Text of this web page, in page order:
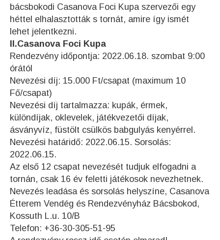
bácsbokodi Casanova Foci Kupa szervezői egy
héttel elhalasztották s tornát, amire így ismét
lehet jelentkezni.
II.Casanova Foci Kupa
Rendezvény időpontja: 2022.06.18. szombat 9:00
órától
Nevezési díj: 15.000 Ft/csapat (maximum 10
Fő/csapat)
Nevezési díj tartalmazza: kupák, érmek,
különdíjak, oklevelek, játékvezetői díjak,
ásványvíz, füstölt csülkös babgulyás kenyérrel.
Nevezési határidő: 2022.06.15. Sorsolás:
2022.06.15.
Az első 12 csapat nevezését tudjuk elfogadni a
tornán, csak 16 év feletti játékosok nevezhetnek.
Nevezés leadása és sorsolás helyszíne, Casanova
Étterem Vendég és Rendezvényház Bácsbokod,
Kossuth L.u. 10/B
Telefon: +36-30-305-51-95